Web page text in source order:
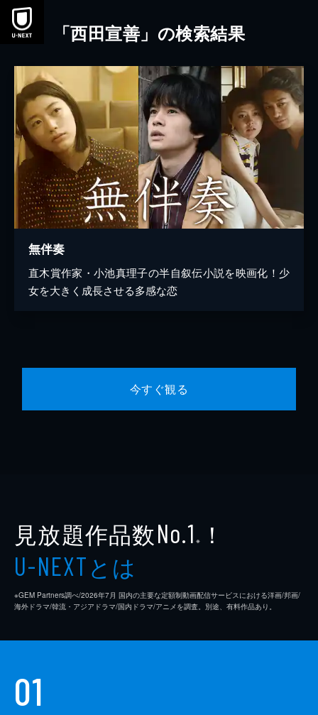
本文へスキップ
「西田宣善」の検索結果
無伴奏
直木賞作家・小池真理子の半自叙伝小説を映画化！少
女を大きく成長させる多感な恋
今すぐ観る
見放題作品数No.1 ※ ！
U-NEXTとは
※GEM Partners調べ/2026年7⽉ 国内の主要な定額制動画配信サービスにおける洋画/邦画/
海外ドラマ/韓流・アジアドラマ/国内ドラマ/アニメを調査。別途、有料作品あり。
01